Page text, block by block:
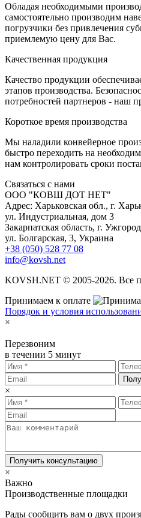
Обладая необходимыми
самостоятельно производим
погрузчики без привлечения
приемлемую цену для Вас.
Качественная продукция
Качество продукции
этапов производства.
потребностей партнеров - наш
Короткое время производства
Мы наладили конвейерное
быстро переходить на
нам контролировать сроки
Связаться с нами
ООО "КОВШ ДОТ НЕТ"
Адрес: Харьковская обл., г.
ул. Индустриальная, дом 3
Закарпатская область, г.
ул. Болгарская, 3, Украина
+38 (050) 528 77 08
info@kovsh.net
KOVSH.NET © 2005-2026. Все
Принимаем к оплате
Порядок и условия
×
Перезвоним
в течении 5 минут
×
Получить консультацию
×
Важно
Производственные площадки
Рады сообщить вам о двух